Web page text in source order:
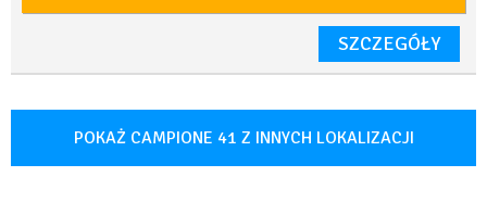
SZCZEGÓŁY
POKAŻ CAMPIONE 41 Z INNYCH LOKALIZACJI